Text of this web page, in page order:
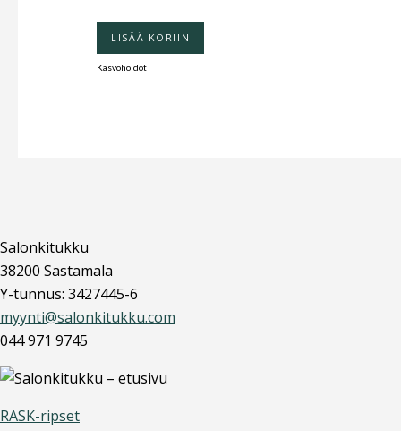
LISÄÄ KORIIN
Kasvohoidot
Salonkitukku
38200 Sastamala
Y-tunnus: 3427445-6
myynti@salonkitukku.com
044 971 9745
RASK-ripset